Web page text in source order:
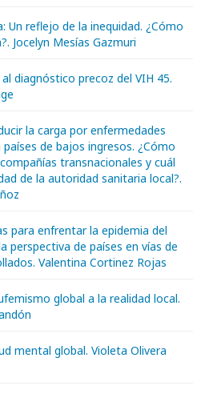
Un reflejo de la inequidad. ¿Cómo
Jocelyn Mesías Gazmuri
diagnóstico precoz del VIH 45.
la carga por enfermedades
de bajos ingresos. ¿Cómo
transnacionales y cuál
de la autoridad sanitaria local?.
para enfrentar la epidemia del
perspectiva de países en vías de
Valentina Cortinez Rojas
global a la realidad local.
mental global. Violeta Olivera